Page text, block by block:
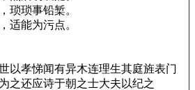
琐琐事铅椠。
适能为污点。
以孝悌闻有异木连理生其庭旌表门
之还应诗于朝之士大夫以纪之